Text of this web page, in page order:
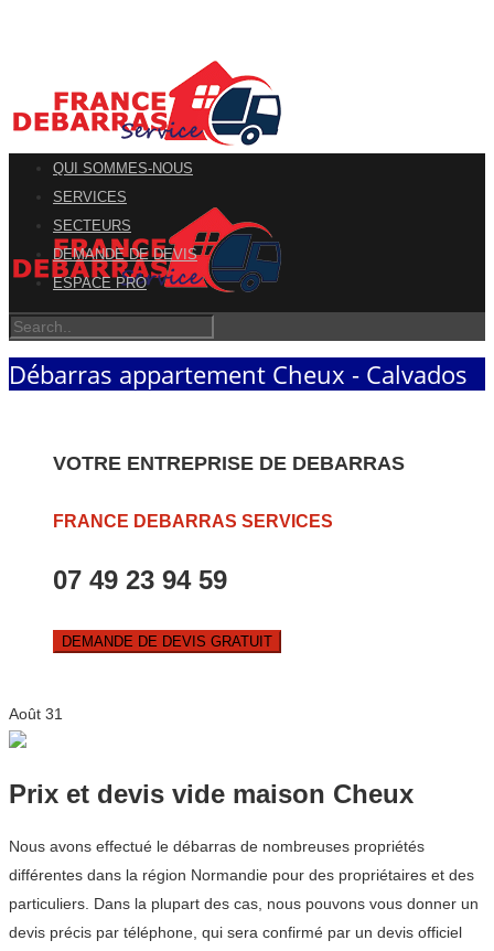
QUI SOMMES-NOUS
SERVICES
SECTEURS
DEMANDE DE DEVIS
ESPACE PRO
Débarras appartement Cheux - Calvados
VOTRE ENTREPRISE DE DEBARRAS
FRANCE DEBARRAS SERVICES
07 49 23 94 59
DEMANDE DE DEVIS GRATUIT
Août 31
Prix et devis vide maison Cheux
Nous avons effectué le débarras de nombreuses propriétés
différentes dans la région Normandie pour des propriétaires et des
particuliers. Dans la plupart des cas, nous pouvons vous donner un
devis précis par téléphone, qui sera confirmé par un devis officiel